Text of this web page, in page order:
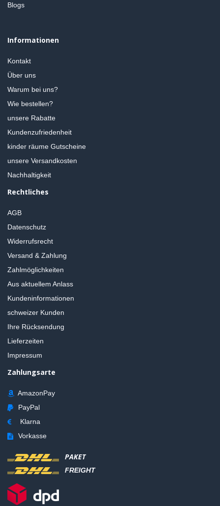
Blogs
Informationen
Kontakt
Über uns
Warum bei uns?
Wie bestellen?
unsere Rabatte
Kundenzufriedenheit
kinder räume Gutscheine
unsere Versandkosten
Nachhaltigkeit
Rechtliches
AGB
Datenschutz
Widerrufsrecht
Versand & Zahlung
Zahlmöglichkeiten
Aus aktuellem Anlass
Kundeninformationen
schweizer Kunden
Ihre Rücksendung
Lieferzeiten
Impressum
Zahlungsarte
AmazonPay
PayPal
Klarna
Vorkasse
PAKET
FREIGHT